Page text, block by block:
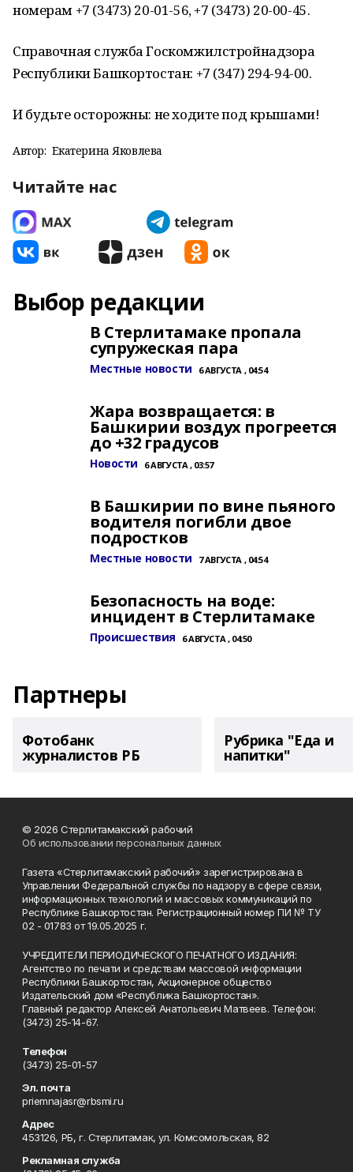
номерам +7 (3473) 20-01-56, +7 (3473) 20-00-45.
Справочная служба Госкомжилстройнадзора
Республики Башкортостан: +7 (347) 294-94-00.
И будьте осторожны: не ходите под крышами!
Автор: Екатерина Яковлева
Читайте нас
Выбор редакции
В Стерлитамаке пропала
супружеская пара
Местные новости 6 АВГУСТА , 04:54
Жара возвращается: в
Башкирии воздух прогреется
до +32 градусов
Новости 6 АВГУСТА , 03:57
В Башкирии по вине пьяного
водителя погибли двое
подростков
Местные новости 7 АВГУСТА , 04:54
Безопасность на воде:
инцидент в Стерлитамаке
Происшествия 6 АВГУСТА , 04:50
Партнеры
Фотобанк
журналистов РБ
Рубрика "Еда и
напитки"
© 2026 Стерлитамакский рабочий
Об использовании персональных данных
Газета «Стерлитамакский рабочий» зарегистрирована в
Управлении Федеральной службы по надзору в сфере связи,
информационных технологий и массовых коммуникаций по
Республике Башкортостан. Регистрационный номер ПИ № ТУ
02 - 01783 от 19.05.2025 г.
УЧРЕДИТЕЛИ ПЕРИОДИЧЕСКОГО ПЕЧАТНОГО ИЗДАНИЯ:
Агентство по печати и средствам массовой информации
Республики Башкортостан, Акционерное общество
Издательский дом «Республика Башкортостан».
Главный редактор Алексей Анатольевич Матвеев. Телефон:
(3473) 25-14-67.
Телефон
(3473) 25-01-57
Эл. почта
priemnajasr@rbsmi.ru
Адрес
453126, РБ, г. Стерлитамак, ул. Комсомольская, 82
Рекламная служба